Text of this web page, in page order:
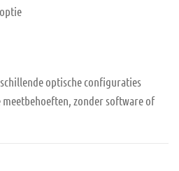
optische configuraties
zonder software of